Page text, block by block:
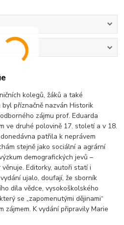
kolegů, žáků a také
příznačně nazván Historik
zájmu prof. Eduarda
ve druhé polovině 17. století a v 18.
patřila k neprávem
stejně jako sociální a agrární
demografických jevů –
Editorky, autoři statí i
ujalo, doufají, že sborník
díla vědce, vysokoškolského
se „zapomenutými dějinami“
zájmem. K vydání připravily Marie